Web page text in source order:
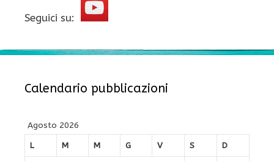
Seguici su:
Calendario pubblicazioni
Agosto 2026
L
M M G V S D